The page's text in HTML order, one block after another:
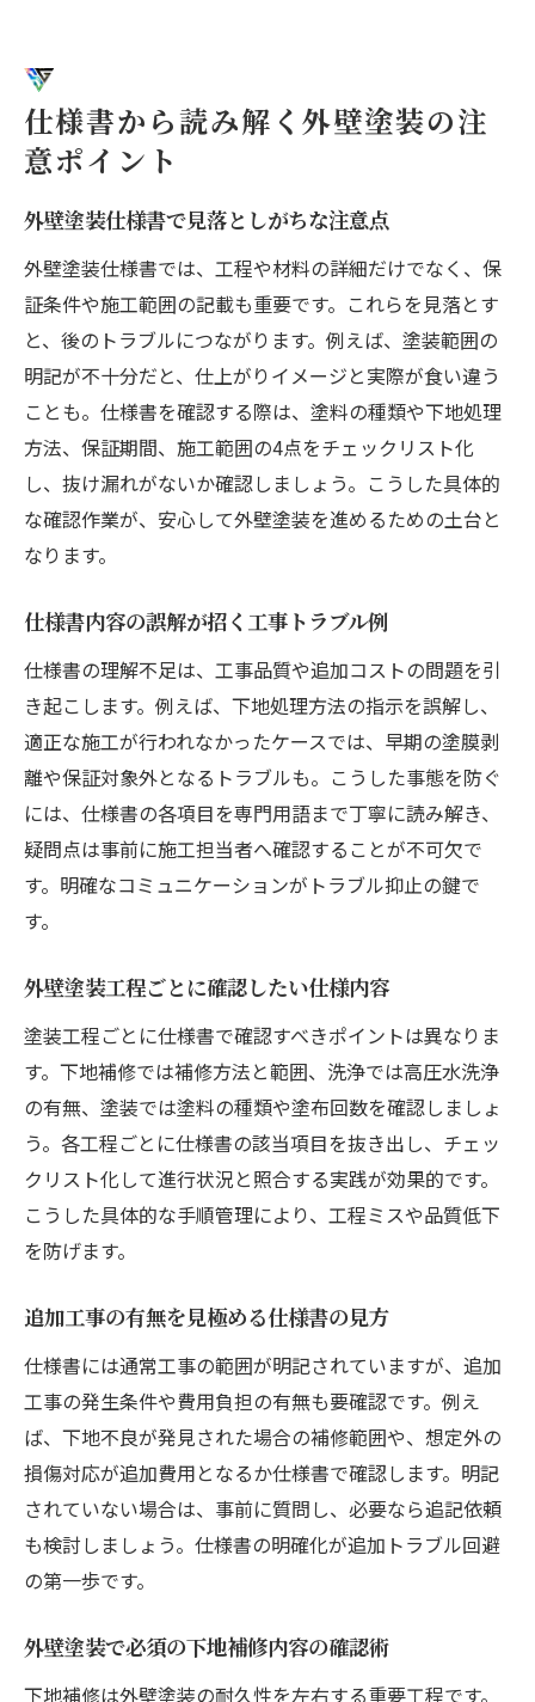
仕様書から読み解く外壁塗装の注
意ポイント
外壁塗装仕様書で見落としがちな注意点
外壁塗装仕様書では、工程や材料の詳細だけでなく、保
証条件や施工範囲の記載も重要です。これらを見落とす
と、後のトラブルにつながります。例えば、塗装範囲の
明記が不十分だと、仕上がりイメージと実際が食い違う
ことも。仕様書を確認する際は、塗料の種類や下地処理
方法、保証期間、施工範囲の4点をチェックリスト化
し、抜け漏れがないか確認しましょう。こうした具体的
な確認作業が、安心して外壁塗装を進めるための土台と
なります。
仕様書内容の誤解が招く工事トラブル例
仕様書の理解不足は、工事品質や追加コストの問題を引
き起こします。例えば、下地処理方法の指示を誤解し、
適正な施工が行われなかったケースでは、早期の塗膜剥
離や保証対象外となるトラブルも。こうした事態を防ぐ
には、仕様書の各項目を専門用語まで丁寧に読み解き、
疑問点は事前に施工担当者へ確認することが不可欠で
す。明確なコミュニケーションがトラブル抑止の鍵で
す。
外壁塗装工程ごとに確認したい仕様内容
塗装工程ごとに仕様書で確認すべきポイントは異なりま
す。下地補修では補修方法と範囲、洗浄では高圧水洗浄
の有無、塗装では塗料の種類や塗布回数を確認しましょ
う。各工程ごとに仕様書の該当項目を抜き出し、チェッ
クリスト化して進行状況と照合する実践が効果的です。
こうした具体的な手順管理により、工程ミスや品質低下
を防げます。
追加工事の有無を見極める仕様書の見方
仕様書には通常工事の範囲が明記されていますが、追加
工事の発生条件や費用負担の有無も要確認です。例え
ば、下地不良が発見された場合の補修範囲や、想定外の
損傷対応が追加費用となるか仕様書で確認します。明記
されていない場合は、事前に質問し、必要なら追記依頼
も検討しましょう。仕様書の明確化が追加トラブル回避
の第一歩です。
外壁塗装で必須の下地補修内容の確認術
下地補修は外壁塗装の耐久性を左右する重要工程です。